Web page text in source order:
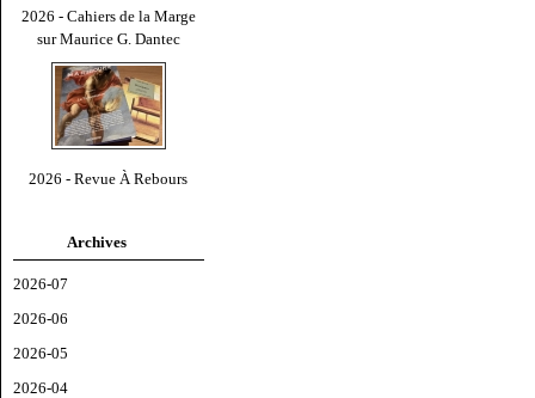
2026 - Cahiers de la Marge
sur Maurice G. Dantec
2026 - Revue À Rebours
Archives
2026-07
2026-06
2026-05
2026-04